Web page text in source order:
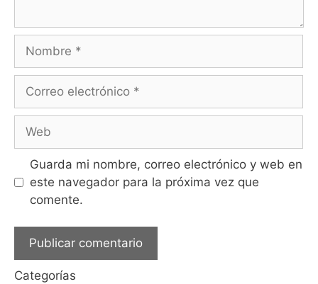
Guarda mi nombre, correo electrónico y web en
este navegador para la próxima vez que
comente.
Categorías